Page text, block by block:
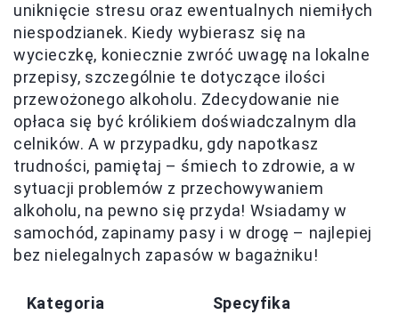
uniknięcie stresu oraz ewentualnych niemiłych
niespodzianek. Kiedy wybierasz się na
wycieczkę, koniecznie zwróć uwagę na lokalne
przepisy, szczególnie te dotyczące ilości
przewożonego alkoholu. Zdecydowanie nie
opłaca się być królikiem doświadczalnym dla
celników. A w przypadku, gdy napotkasz
trudności, pamiętaj – śmiech to zdrowie, a w
sytuacji problemów z przechowywaniem
alkoholu, na pewno się przyda! Wsiadamy w
samochód, zapinamy pasy i w drogę – najlepiej
bez nielegalnych zapasów w bagażniku!
Kategoria Specyfika